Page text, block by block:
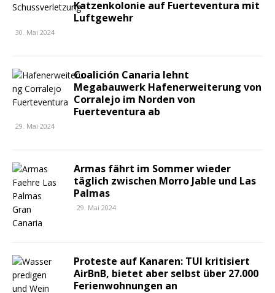
Katzenkolonie auf Fuerteventura mit
Luftgewehr
30. Mai 2024
Coalición Canaria lehnt
Megabauwerk Hafenerweiterung von
Corralejo im Norden von
Fuerteventura ab
29. Mai 2024
Armas fährt im Sommer wieder
täglich zwischen Morro Jable und Las
Palmas
29. Mai 2024
Proteste auf Kanaren: TUI kritisiert
AirBnB, bietet aber selbst über 27.000
Ferienwohnungen an